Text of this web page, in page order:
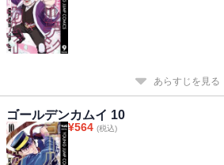
あらすじを見る
ゴールデンカムイ 10
¥564 (税込)